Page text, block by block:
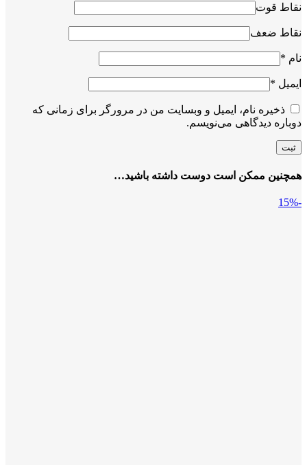
نقاط قوت
نقاط ضعف
نام *
ایمیل *
ذخیره نام، ایمیل و وبسایت من در مرورگر برای زمانی که
دوباره دیدگاهی می‌نویسم.
همچنین ممکن است دوست داشته باشید…
-15%